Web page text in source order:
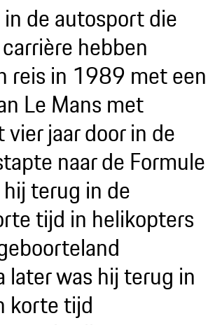
de autosport die
hebben
reis in 1989 met een
Le Mans met
jaar door in de
naar de Formule
terug in de
tijd in helikopters
later was hij terug in
korte tijd